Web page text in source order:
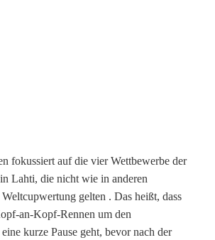
fokussiert auf die vier Wettbewerbe der
Lahti, die nicht wie in anderen
gelten . Das heißt, dass
an-Kopf-Rennen um den
kurze Pause geht, bevor nach der